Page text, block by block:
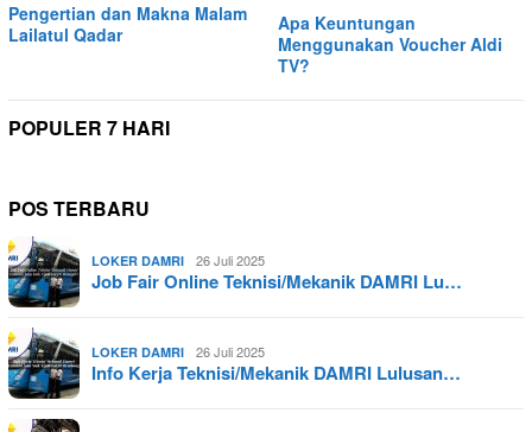
Pengertian dan Makna Malam
Lailatul Qadar
Apa Keuntungan
Menggunakan Voucher Aldi
TV?
POPULER 7 HARI
POS TERBARU
LOKER DAMRI 26 Juli 2025
Job Fair Online Teknisi/Mekanik DAMRI Lu…
LOKER DAMRI 26 Juli 2025
Info Kerja Teknisi/Mekanik DAMRI Lulusan…